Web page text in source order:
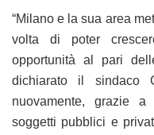
“Milano e la sua area
volta di poter
opportunità al pari
dichiarato il sindaco
nuovamente, grazie
soggetti pubblici e